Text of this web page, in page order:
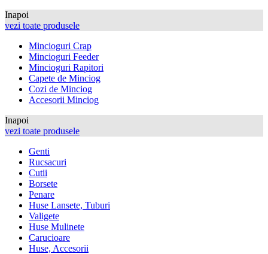
Inapoi
vezi toate produsele
Mincioguri Crap
Mincioguri Feeder
Mincioguri Rapitori
Capete de Minciog
Cozi de Minciog
Accesorii Minciog
Inapoi
vezi toate produsele
Genti
Rucsacuri
Cutii
Borsete
Penare
Huse Lansete, Tuburi
Valigete
Huse Mulinete
Carucioare
Huse, Accesorii